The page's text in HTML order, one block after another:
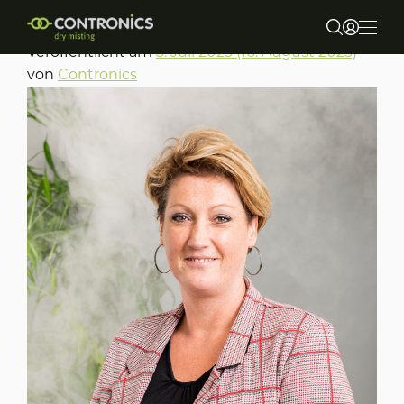
Über uns
Märkte und Anwendungen
Produkte
Nachhaltigkeit
Sylvia Baars
Veröffentlicht am3. Juli 2023(16. August 2023)
von Contronics